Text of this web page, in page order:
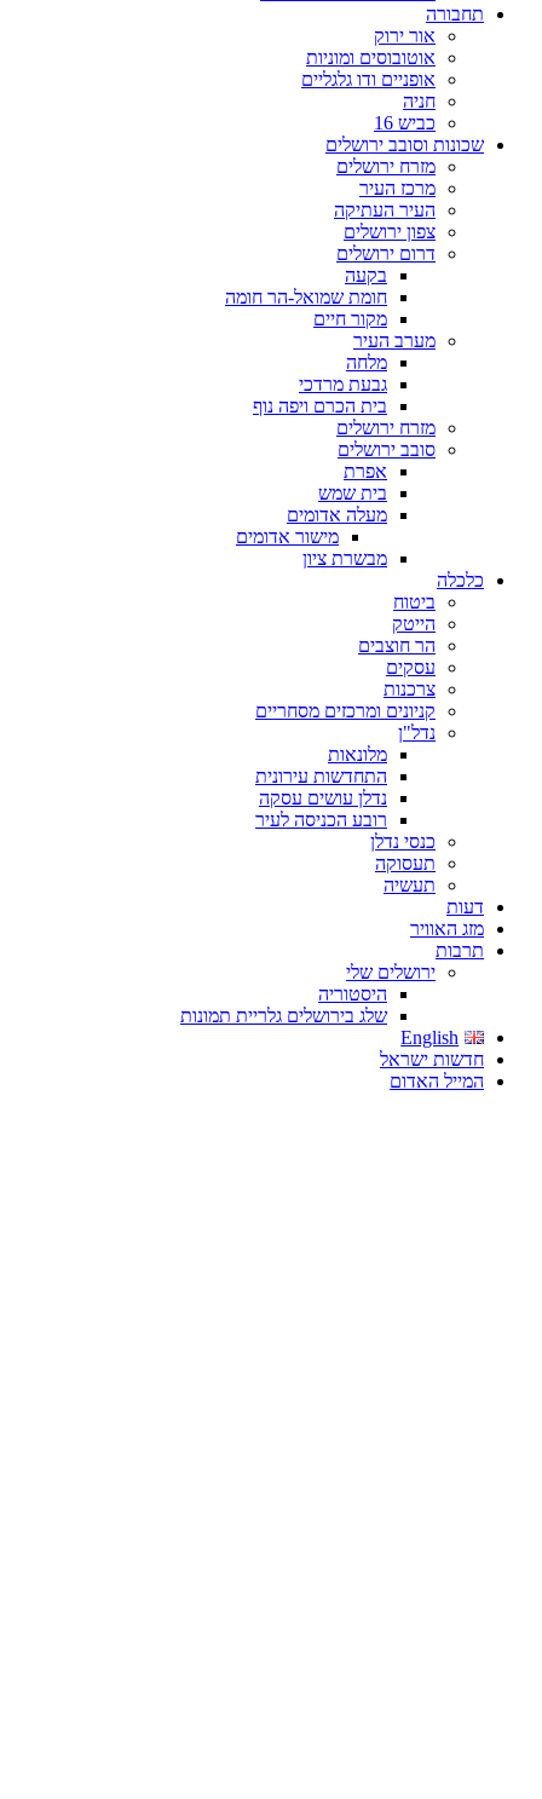
תחבורה
אור ירוק
אוטובוסים ומוניות
אופניים ודו גלגליים
חניה
כביש 16
שכונות וסובב ירושלים
מזרח ירושלים
מרכז העיר
העיר העתיקה
צפון ירושלים
דרום ירושלים
בקעה
חומת שמואל-הר חומה
מקור חיים
מערב העיר
מלחה
גבעת מרדכי
בית הכרם ויפה נוף
מזרח ירושלים
סובב ירושלים
אפרת
בית שמש
מעלה אדומים
מישור אדומים
מבשרת ציון
כלכלה
ביטוח
הייטק
הר חוצבים
עסקים
צרכנות
קניונים ומרכזים מסחריים
נדל"ן
מלונאות
התחדשות עירונית
נדלן עושים עסקה
רובע הכניסה לעיר
כנסי נדלן
תעסוקה
תעשיה
דעות
מזג האוויר
תרבות
ירושלים שלי
היסטוריה
שלג בירושלים גלריית תמונות
English
חדשות ישראל
המייל האדום